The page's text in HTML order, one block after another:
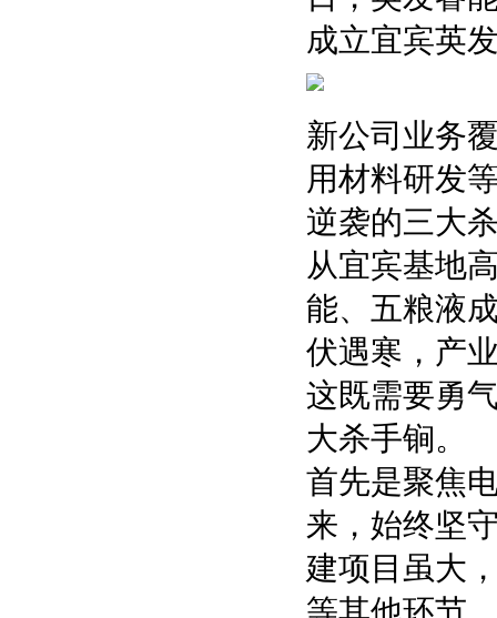
成立宜宾英
新公司业务
用材料研发
逆袭的三大
从宜宾基地
能、五粮液
伏遇寒，产
这既需要勇
大杀手锏。
首先是聚焦
来，始终坚
建项目虽大